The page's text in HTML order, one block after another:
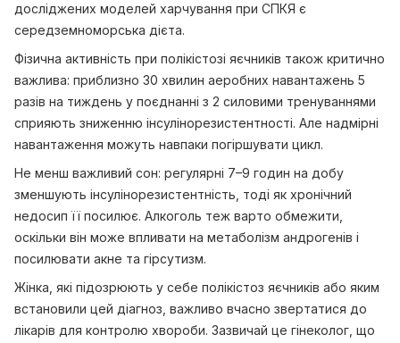
досліджених моделей харчування при СПКЯ є
середземноморська дієта.
Фізична активність при полікістозі яєчників також критично
важлива: приблизно 30 хвилин аеробних навантажень 5
разів на тиждень у поєднанні з 2 силовими тренуваннями
сприяють зниженню інсулінорезистентності. Але надмірні
навантаження можуть навпаки погіршувати цикл.
Не менш важливий сон: регулярні 7–9 годин на добу
зменшують інсулінорезистентність, тоді як хронічний
недосип її посилює. Алкоголь теж варто обмежити,
оскільки він може впливати на метаболізм андрогенів і
посилювати акне та гірсутизм.
Жінка, які підозрюють у себе полікістоз яєчників або яким
встановили цей діагноз, важливо вчасно звертатися до
лікарів для контролю хвороби. Зазвичай це гінеколог, що